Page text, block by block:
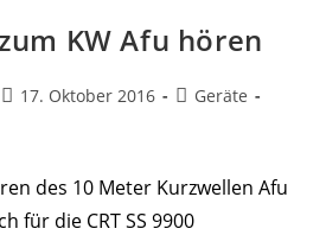
KW Afu hören
Beitrag
17. Oktober 2016
Beitrags-
Geräte
des 10 Meter Kurzwellen Afu
für die CRT SS 9900